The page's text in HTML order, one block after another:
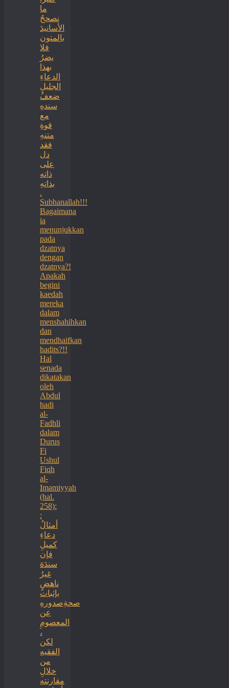
ما
نصححُ
الأسانيدَ
بالمتون
فلا
يضرُ
بهذا
الدعاءِ
الجليلِ
ضعفُ
سندهِ
مع
قوةِ
متنهِ
فقد
دل
على
ذاته
بذاتهِ
.
Subhanallah!!!
Bagaimana
ia
menunjukkan
pada
dzatnya
dengan
dzatnya?!
Apakah
begini
kaedah
mereka
dalam
menshahihkan
dan
mendhaifkan
hadits?!!
Hal
senada
dikatakan
oleh
Abdul
hadi
al-
Fadhli
dalam
Durus
Fi
Ushul
Fiqh
al-
Imamiyyah
(hal.
258):
:
أمثالُ
دعاءِ
كميلِ
فإن
سندَهَ
غيرُ
ناهضٍ
بإثبات
صحةِصدورهِ
عن
المعصومِ
،
لكن
الفقيه
من
خلالِ
مقارنته